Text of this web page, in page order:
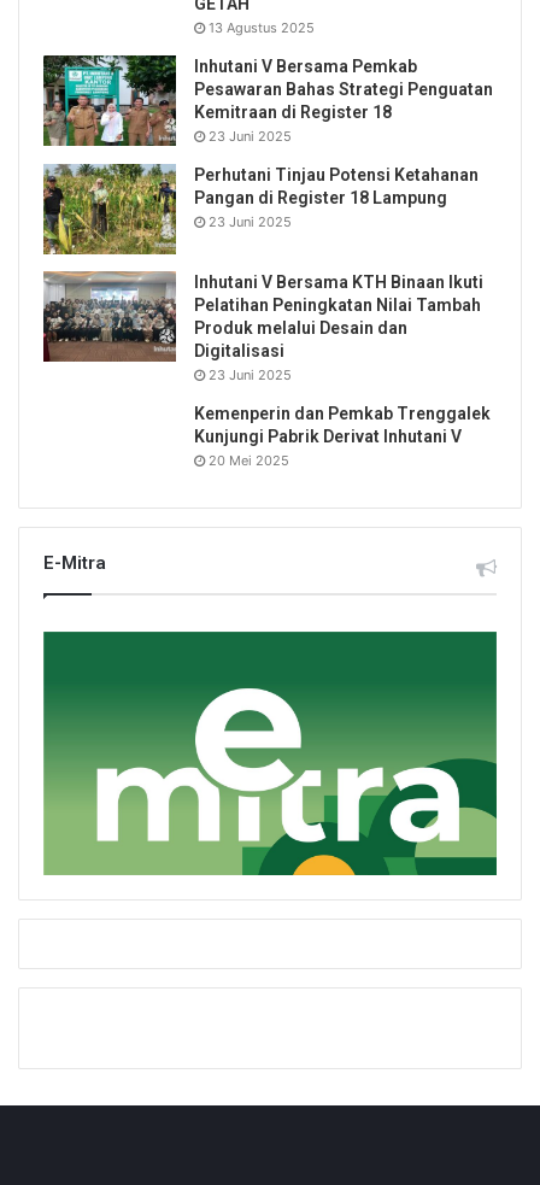
13 Agustus 2025
Inhutani V Bersama Pemkab
Pesawaran Bahas Strategi Penguatan
Kemitraan di Register 18
23 Juni 2025
Perhutani Tinjau Potensi Ketahanan
Pangan di Register 18 Lampung
23 Juni 2025
Inhutani V Bersama KTH Binaan Ikuti
Pelatihan Peningkatan Nilai Tambah
Produk melalui Desain dan
Digitalisasi
23 Juni 2025
Kemenperin dan Pemkab Trenggalek
Kunjungi Pabrik Derivat Inhutani V
20 Mei 2025
E-Mitra